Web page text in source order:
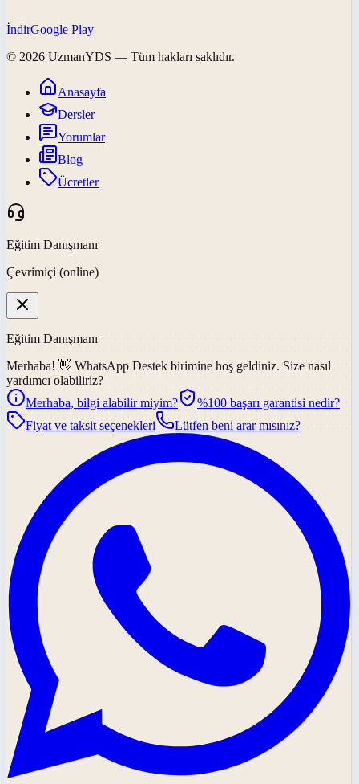
İndirGoogle Play
© 2026 UzmanYDS — Tüm hakları saklıdır.
Anasayfa
Dersler
Yorumlar
Blog
Ücretler
Eğitim Danışmanı
Çevrimiçi (online)
Eğitim Danışmanı
Merhaba! 👋 WhatsApp Destek birimine hoş geldiniz. Size nasıl
yardımcı olabiliriz?
Merhaba, bilgi alabilir miyim?
%100 başarı garantisi nedir?
Fiyat ve taksit seçenekleri
Lütfen beni arar mısınız?